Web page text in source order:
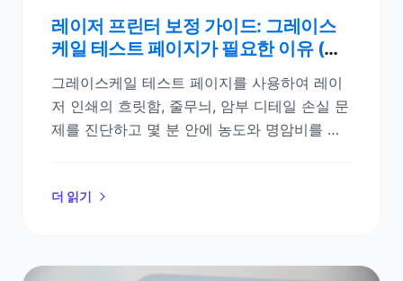
레이저 프린터 보정 가이드: 그레이스
케일 테스트 페이지가 필요한 이유 (및
그레이스케일 테스트 페이지를 사용하여 레이
저 인쇄의 흐릿함, 줄무늬, 암부 디테일 손실 문
제를 진단하고 몇 분 안에 농도와 명암비를 보
더 읽기